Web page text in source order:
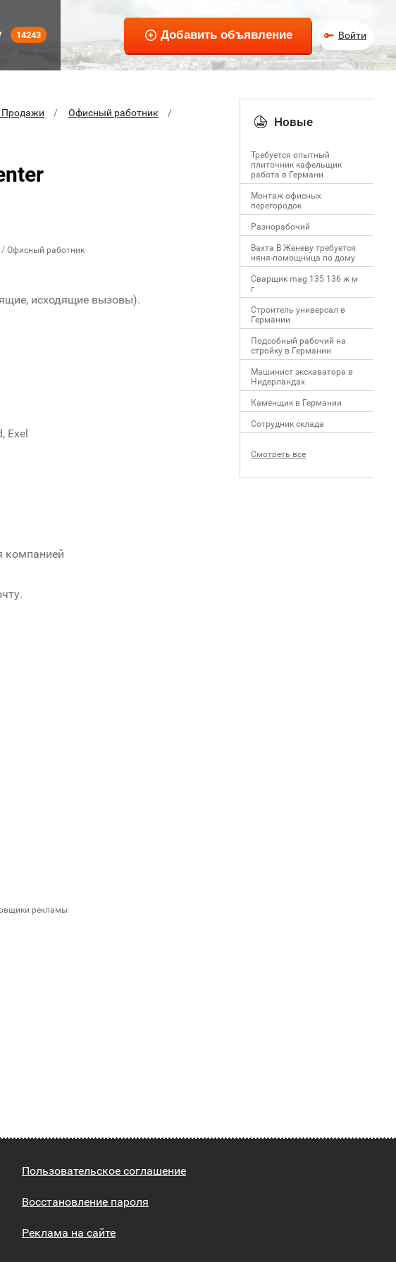
14243 Войти
Продажи
Офисный работник
Офисный работник
исходящие вызовы).
Exel
компанией
рекламы
Новые
Требуется опытный
плиточник кафельщик
работa в Германи
Mонтаж офисных
перегородок
Разнорабочий
Вахта В Женеву требуется
няня-помощница по дому
Сварщик mag 135 136 ж м
г
Строитель универсал в
Германии
Подсобный рабочий на
стройку в Германии
Машинист экскаватора в
Нидерландах
Каменщик в Германии
Сотрудник склада
Смотреть все
Пользовательское соглашение
Восстановление пароля
Реклама на сайте